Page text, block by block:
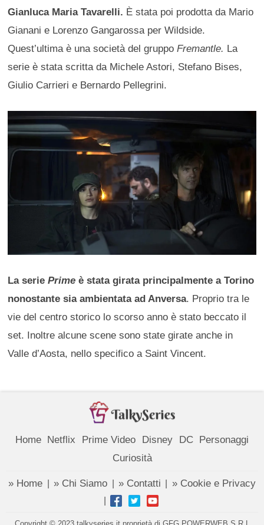
Gianluca Maria Tavarelli. È stata poi prodotta da Mario
Gianani e Lorenzo Gangarossa per Wildside.
Quest’ultima è una società del gruppoFremantle. La
serie è stata scritta da Michele Astori, Stefano Bises,
Giulio Carrieri e Bernardo Pellegrini.
La seriePrime è stata girata principalmente a Torino
nonostante sia ambientata ad Anversa. Proprio tra le
vie del centro storico lo scorso anno è stato beccato il
set. Inoltre alcune scene sono state girate anche in
Valle d’Aosta, nello specifico a Saint Vincent.
Home Netflix Prime Video Disney DC
Personaggi
Curiosità
» Home » Chi Siamo » Contatti » Cookie e Privacy
|